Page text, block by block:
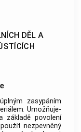
DĚL A
zasypáním
Umožňuje-
základě povolení
nezpevněný